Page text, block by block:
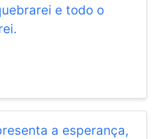
e todo o
a esperança,